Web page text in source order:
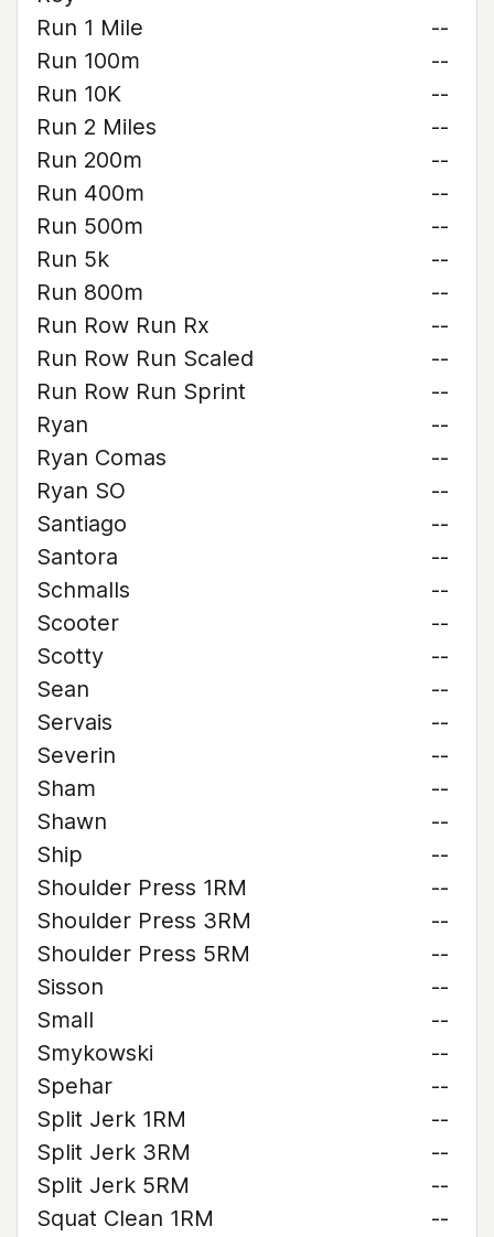
Run 1 Mile
--
Run 100m
--
Run 10K
--
Run 2 Miles
--
Run 200m
--
Run 400m
--
Run 500m
--
Run 5k
--
Run 800m
--
Run Row Run Rx
--
Run Row Run Scaled
--
Run Row Run Sprint
--
Ryan
--
Ryan Comas
--
Ryan SO
--
Santiago
--
Santora
--
Schmalls
--
Scooter
--
Scotty
--
Sean
--
Servais
--
Severin
--
Sham
--
Shawn
--
Ship
--
Shoulder Press 1RM
--
Shoulder Press 3RM
--
Shoulder Press 5RM
--
Sisson
--
Small
--
Smykowski
--
Spehar
--
Split Jerk 1RM
--
Split Jerk 3RM
--
Split Jerk 5RM
--
Squat Clean 1RM
--